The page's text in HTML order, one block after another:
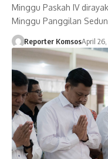
Minggu Paskah IV
Minggu Panggilan
Reporter KomsosApril